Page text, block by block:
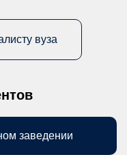
вуза
заведении